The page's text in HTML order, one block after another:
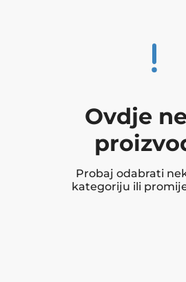
Ovdje
Probaj odabrati
kategoriju ili